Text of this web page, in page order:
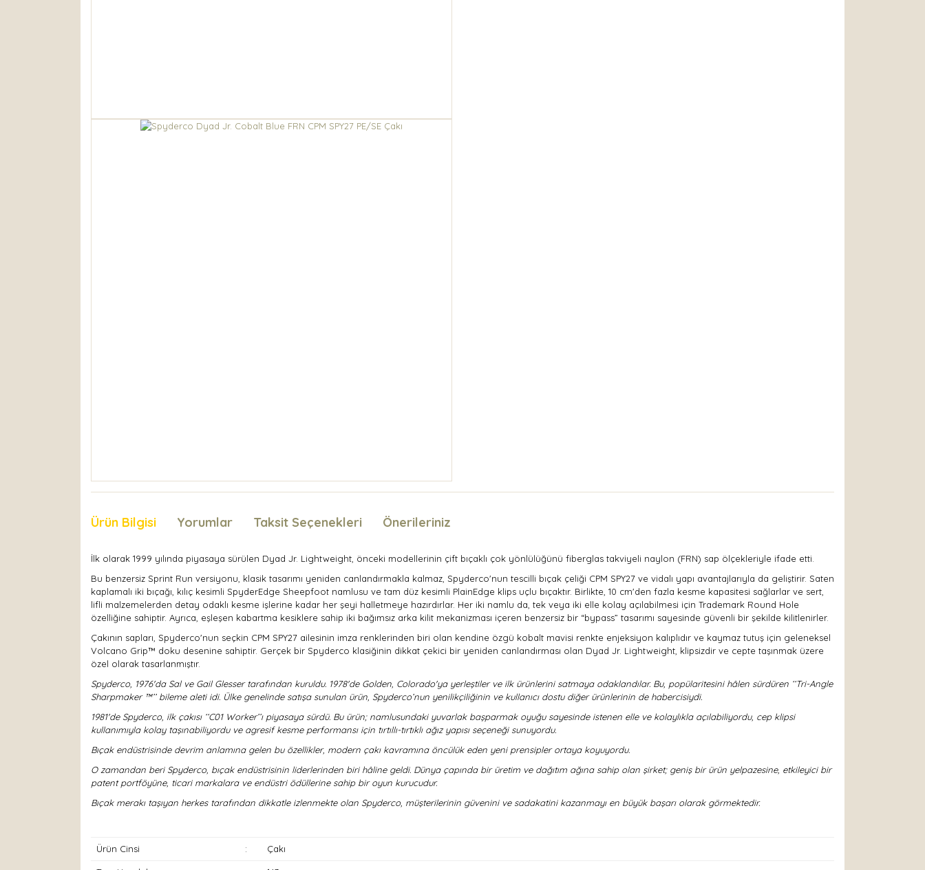
Ürün Bilgisi Yorumlar Taksit Seçenekleri Önerileriniz
İlk olarak 1999 yılında piyasaya sürülen Dyad Jr. Lightweight, önceki modellerinin çift bıçaklı çok yönlülüğünü fiberglas takviyeli naylon (FRN) sap ölçekleriyle ifade etti.
Bu benzersiz Sprint Run versiyonu, klasik tasarımı yeniden canlandırmakla kalmaz, Spyderco'nun tescilli bıçak çeliği CPM SPY27 ve vidalı yapı avantajlarıyla da geliştirir. Saten
kaplamalı iki bıçağı, kılıç kesimli SpyderEdge Sheepfoot namlusu ve tam düz kesimli PlainEdge klips uçlu bıçaktır. Birlikte, 10 cm'den fazla kesme kapasitesi sağlarlar ve sert,
lifli malzemelerden detay odaklı kesme işlerine kadar her şeyi halletmeye hazırdırlar. Her iki namlu da, tek veya iki elle kolay açılabilmesi için Trademark Round Hole
özelliğine sahiptir. Ayrıca, eşleşen kabartma kesiklere sahip iki bağımsız arka kilit mekanizması içeren benzersiz bir “bypass” tasarımı sayesinde güvenli bir şekilde kilitlenirler.
Çakının sapları, Spyderco'nun seçkin CPM SPY27 ailesinin imza renklerinden biri olan kendine özgü kobalt mavisi renkte enjeksiyon kalıplıdır ve kaymaz tutuş için geleneksel
Volcano Grip™ doku desenine sahiptir. Gerçek bir Spyderco klasiğinin dikkat çekici bir yeniden canlandırması olan Dyad Jr. Lightweight, klipsizdir ve cepte taşınmak üzere
özel olarak tasarlanmıştır.
Spyderco, 1976'da Sal ve Gail Glesser tarafından kuruldu. 1978'de Golden, Colorado'ya yerleştiler ve ilk ürünlerini satmaya odaklandılar. Bu, popülaritesini hâlen sürdüren ‘‘Tri-Angle
Sharpmaker ™’’ bileme aleti idi. Ülke genelinde satışa sunulan ürün, Spyderco’nun yenilikçiliğinin ve kullanıcı dostu diğer ürünlerinin de habercisiydi.
1981'de Spyderco, ilk çakısı ‘‘C01 Worker’’ı piyasaya sürdü. Bu ürün; namlusundaki yuvarlak başparmak oyuğu sayesinde istenen elle ve kolaylıkla açılabiliyordu, cep klipsi
kullanımıyla kolay taşınabiliyordu ve agresif kesme performansı için tırtıllı-tırtıklı ağız yapısı seçeneği sunuyordu.
Bıçak endüstrisinde devrim anlamına gelen bu özellikler, modern çakı kavramına öncülük eden yeni prensipler ortaya koyuyordu.
O zamandan beri Spyderco, bıçak endüstrisinin liderlerinden biri hâline geldi. Dünya çapında bir üretim ve dağıtım ağına sahip olan şirket; geniş bir ürün yelpazesine, etkileyici bir
patent portföyüne, ticari markalara ve endüstri ödüllerine sahip bir oyun kurucudur.
Bıçak merakı taşıyan herkes tarafından dikkatle izlenmekte olan Spyderco, müşterilerinin güvenini ve sadakatini kazanmayı en büyük başarı olarak görmektedir.
Ürün Cinsi : Çakı